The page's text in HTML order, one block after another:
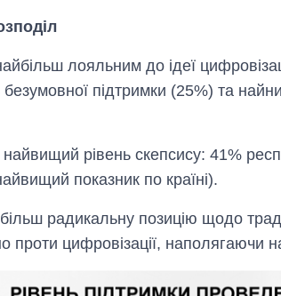
лояльним до ідеї
підтримки (25%) та
рівень скепсису: 41%
показник по країні).
радикальну позицію щодо
проти цифровізації, наполягаючи